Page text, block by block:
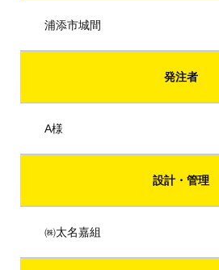
浦添市城間
発注者
A様
設計・管理
㈱太名嘉組